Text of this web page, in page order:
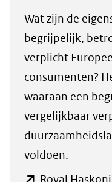
Wat zijn de
begrijpelijk,
verplicht
consumenten?
waaraan een
vergelijkbaar
voldoen.